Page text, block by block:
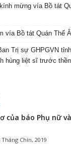
mừng vía Bồ tát
vía Bồ tát Quán Thế
Trị sự GHPGVN
hùng liệt sĩ trước
của báo Phụ nữ
Tháng Chín, 2019